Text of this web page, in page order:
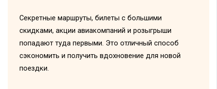
Секретные маршруты, билеты с большими
скидками, акции авиакомпаний и розыгрыши
попадают туда первыми. Это отличный способ
сэкономить и получить вдохновение для новой
поездки.